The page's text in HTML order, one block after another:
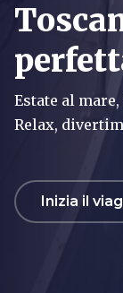
Estate al
Relax,
Inizia il